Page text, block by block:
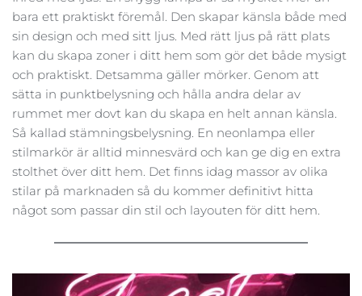
bara ett praktiskt föremål. Den skapar känsla både med
sin design och med sitt ljus. Med rätt ljus på rätt plats
kan du skapa zoner i ditt hem som gör det både mysigt
och praktiskt. Detsamma gäller mörker. Genom att
sätta in punktbelysning och hålla andra delar av
rummet mer dovt kan du skapa en helt annan känsla.
Så kallad stämningsbelysning. En neonlampa eller
stilmarkör är alltid minnesvärd och kan ge dig en extra
stolthet över ditt hem. Det finns idag massor av olika
stilar på marknaden så du kommer definitivt hitta
något som passar din stil och layouten för ditt hem.